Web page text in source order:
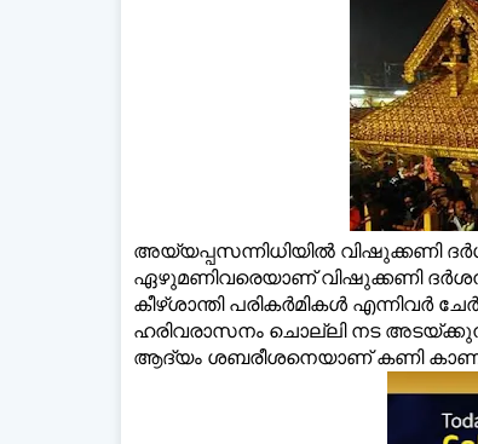
അയ്യപ്പസന്നിധിയില്‍ വിഷുക്കണി
ഏഴുമണിവരെയാണ് വിഷുക്കണി
കീഴ്ശാന്തി പരികര്‍മികള്‍ എന്നിവര്‍
ഹരിവരാസനം ചൊല്ലി നട
ആദ്യം ശബരീശനെയാണ് കണി